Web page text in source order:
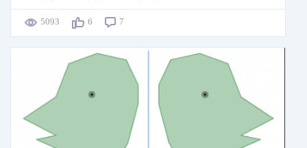
5093 6 7